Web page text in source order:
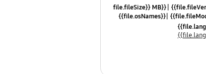
{{file.fileSize}} MB
{{file.osNames}}